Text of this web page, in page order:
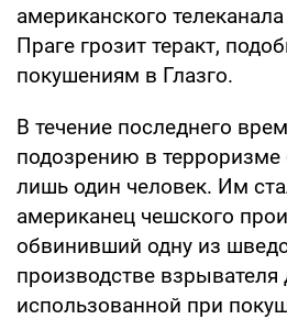
американского
Праге грозит теракт,
покушениям в Глазго.
В течение последнего
подозрению в терроризме
лишь один человек. Им
американец чешского
обвинивший одну из
производстве
использованной при